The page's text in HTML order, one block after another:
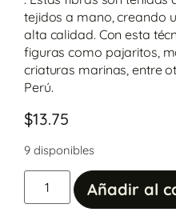
tejidos a mano, creando
alta calidad. Con esta
figuras como pajaritos,
criaturas marinas, entre
Perú.
$13.75
9 disponibles
Añadir al